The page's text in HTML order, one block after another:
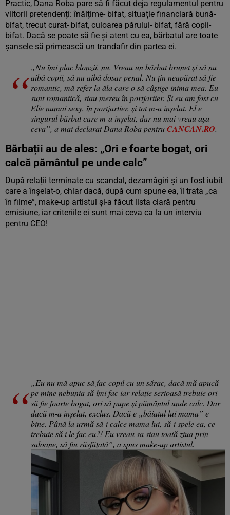
Practic, Dana Roba pare să fi făcut deja regulamentul pentru
viitorii pretendenți: înălțime- bifat, situație financiară bună-
bifat, trecut curat- bifat, culoarea părului- bifat, fără copii-
bifat. Dacă se poate să fie și atent cu ea, bărbatul are toate
șansele să primească un trandafir din partea ei.
„Nu îmi plac blonzii, nu. Vreau un bărbat brunet și să nu
aibă copii, să nu aibă dosar penal. Nu țin neapărat să fie
romantic, mă refer la ăla care o să câștige inima mea. Eu
sunt romantică, stau mereu în portjartier. Și eu am fost cu
Elie numai sexy, în portjartier, și tot m-a înșelat. El e
singurul bărbat care m-a înșelat, dar nu mai vreau așa
ceva”, a mai declarat Dana Roba pentruCANCAN.RO.
Bărbații au de ales: „Ori e foarte bogat, ori
calcă pământul pe unde calc”
După relații terminate cu scandal, dezamăgiri și un fost iubit
care a înșelat-o, chiar dacă, după cum spune ea, îl trata „ca
în filme”, make-up artistul și-a făcut lista clară pentru
emisiune, iar criteriile ei sunt mai ceva ca la un interviu
pentru CEO!
„Eu nu mă apuc să fac copil cu un sărac, dacă mă apucă
pe mine nebunia să îmi fac iar relație serioasă trebuie ori
să fie foarte bogat, ori să pupe și pământul unde calc. Dar
dacă m-a înșelat, exclus. Dacă e „băiatul lui mama” e
bine. Până la urmă să-i calce mama lui, să-i spele ea, ce
trebuie să i le fac eu?! Eu vreau sa stau toată ziua prin
saloane, să fiu răsfățată”, a spus make-up artistul.